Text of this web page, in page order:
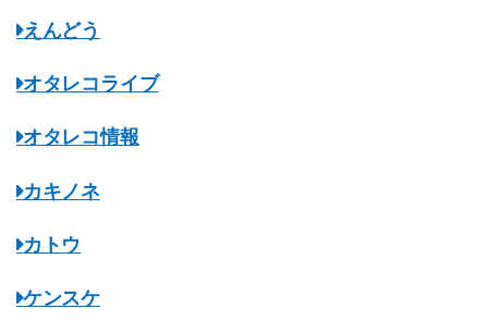
えんどう
オタレコライブ
オタレコ情報
カキノネ
カトウ
ケンスケ